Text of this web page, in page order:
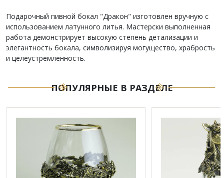
Подарочный пивной бокал "Дракон" изготовлен вручную с
использованием латунного литья. Мастерски выполненная
работа демонстрирует высокую степень детализации и
элегантность бокала, символизируя могущество, храбрость
и целеустремленность.
ПОПУЛЯРНЫЕ В РАЗДЕЛЕ